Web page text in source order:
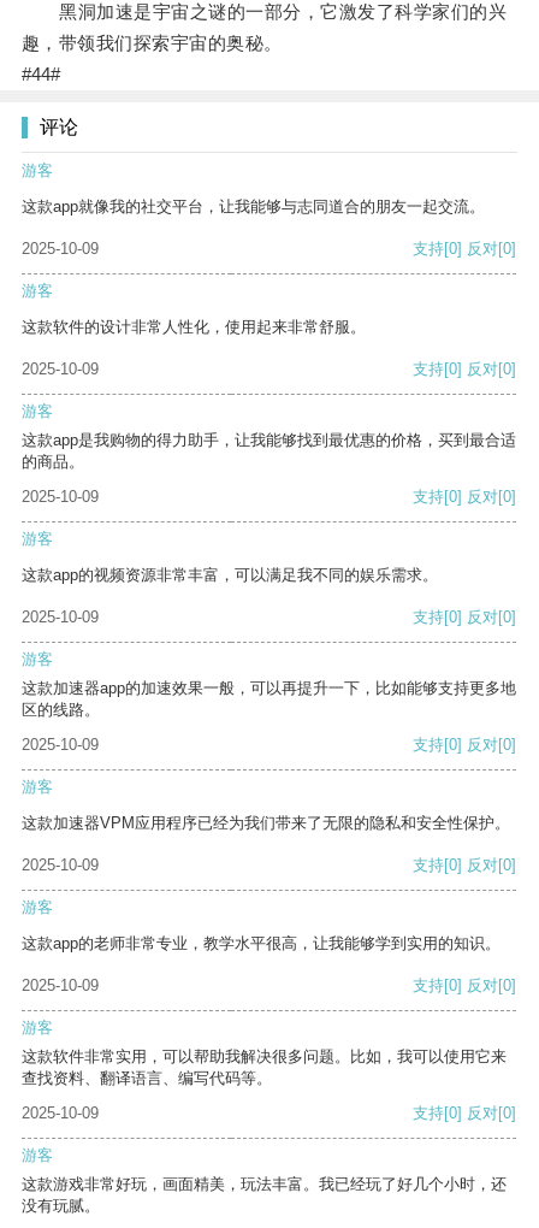
黑洞加速是宇宙之谜的一部分，它激发了科学家们的兴
趣，带领我们探索宇宙的奥秘。
#44#
评论
游客
这款app就像我的社交平台，让我能够与志同道合的朋友一起交流。
2025-10-09 支持[0] 反对[0]
游客
这款软件的设计非常人性化，使用起来非常舒服。
2025-10-09 支持[0] 反对[0]
游客
这款app是我购物的得力助手，让我能够找到最优惠的价格，买到最合适
的商品。
2025-10-09
支持[0] 反对[0]
游客
这款app的视频资源非常丰富，可以满足我不同的娱乐需求。
2025-10-09 支持[0] 反对[0]
游客
这款加速器app的加速效果一般，可以再提升一下，比如能够支持更多地
区的线路。
2025-10-09
支持[0] 反对[0]
游客
这款加速器VPM应用程序已经为我们带来了无限的隐私和安全性保护。
2025-10-09 支持[0] 反对[0]
游客
这款app的老师非常专业，教学水平很高，让我能够学到实用的知识。
2025-10-09 支持[0] 反对[0]
游客
这款软件非常实用，可以帮助我解决很多问题。比如，我可以使用它来
查找资料、翻译语言、编写代码等。
2025-10-09
支持[0] 反对[0]
游客
这款游戏非常好玩，画面精美，玩法丰富。我已经玩了好几个小时，还
没有玩腻。